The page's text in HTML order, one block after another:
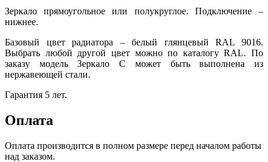
Зеркало прямоугольное или полукруглое. Подключение –
нижнее.
Базовый цвет радиатора – белый глянцевый RAL 9016.
Выбрать любой другой цвет можно по каталогу RAL. По
заказу модель Зеркало С может быть выполнена из
нержавеющей стали.
Гарантия 5 лет.
Оплата
Оплата производится в полном размере перед началом работы
над заказом.